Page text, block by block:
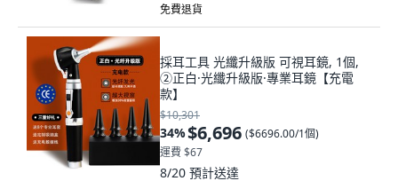
免費退貨
採耳工具 光纖升級版 可視耳鏡, 1個,
②正白·光纖升級版·專業耳鏡【充電
款】
$10,301
34%$6,696 ($6696.00/1個)
運費 $67
8/20 預計送達